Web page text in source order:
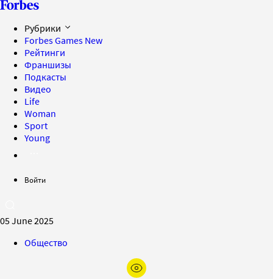
Рубрики
Forbes Games New
Рейтинги
Франшизы
Подкасты
Видео
Life
Woman
Sport
Young
Войти
05 June 2025
Общество